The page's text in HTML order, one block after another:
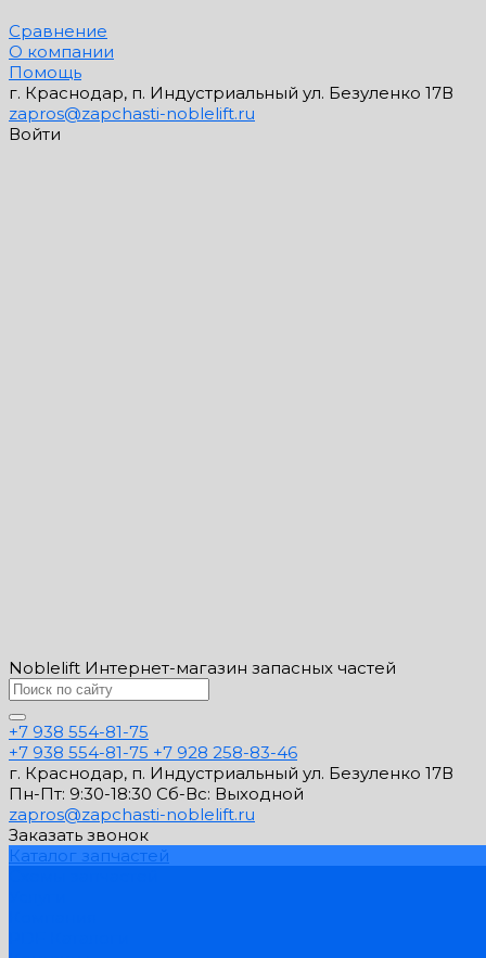
Сравнение
О компании
Помощь
г. Краснодар, п. Индустриальный ул. Безуленко 17В
zapros@zapchasti-noblelift.ru
Войти
Noblelift Интернет-магазин запасных частей
+7 938 554-81-75
+7 938 554-81-75 +7 928 258-83-46
г. Краснодар, п. Индустриальный ул. Безуленко 17В
Пн-Пт: 9:30-18:30 Cб-Вс: Выходной
zapros@zapchasti-noblelift.ru
Заказать звонок
Каталог запчастей